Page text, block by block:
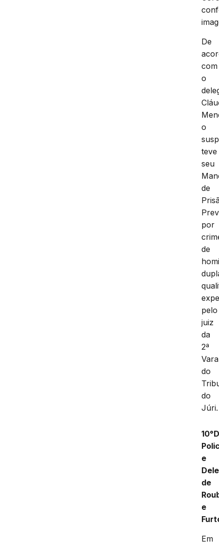
De
com
o
o
teve
seu
de
por
de
pelo
juiz
da
2ª
Vara
do
do
Júri.
e
de
e
Em